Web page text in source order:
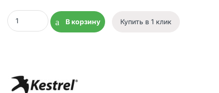
Метеостанция Kestrel 5700 Link с Bluetooth quantity
В корзину
Купить в 1 клик